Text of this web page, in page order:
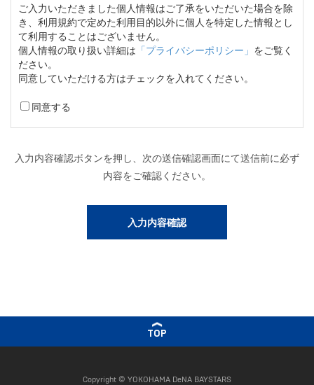
ご入力いただきました個人情報はご了承をいただいた場合を除
き、利用規約で定めた利用目的以外に個人を特定した情報とし
て利用することはございません。
個人情報の取り扱い詳細は 「プライバシーポリシー」 をご覧く
ださい。
同意していただける方はチェックを入れてください。
同意する
入力内容確認ボタンを押し、次の送信確認画面にて送信前に必ず
内容をご確認ください。
TOP
Copyright © YOKOHAMA DeNA BAYSTARS